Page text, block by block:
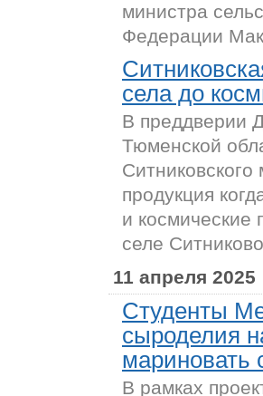
министра
Федерации
села до
В преддверии
Тюменской
продукция
и
селе
11 апреля 2025
Студенты
сыроделия
мариновать
В рамках